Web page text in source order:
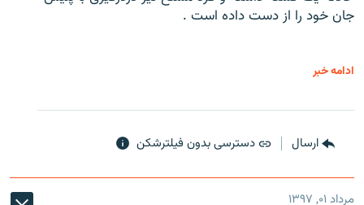
جان خود را از دست داده است .
ادامه خبر
ارسال دسترسی بدون فیلترشکن
مرداد ۰۱, ۱۳۹۷